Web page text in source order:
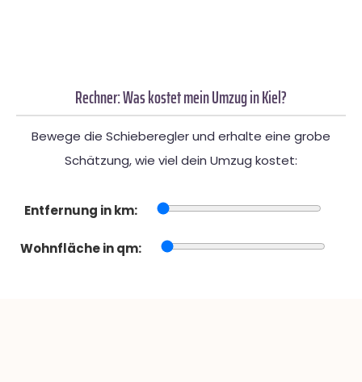
Rechner: Was kostet mein Umzug in Kiel?
Bewege die Schieberegler und erhalte eine grobe
Schätzung, wie viel dein Umzug kostet:
Entfernung in km:
Wohnfläche in qm: